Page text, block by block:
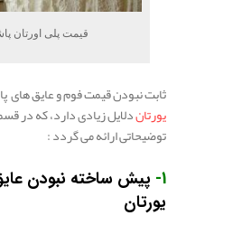
قیمت پلی اورتان
ثابت نبودن قیمت فوم و عایق
یورتاندلایل زیادی دارد، که در
توضیحاتی ارائه می گردد :
1- پیش‌ ساخته نبودن
یورتان